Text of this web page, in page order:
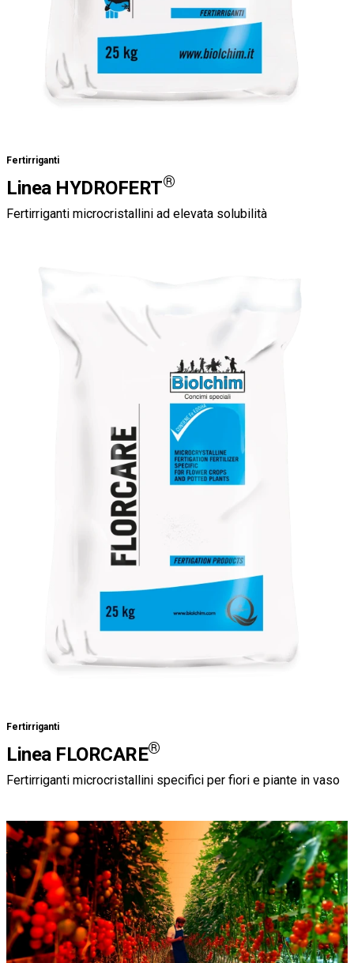
Fertirriganti
Linea HYDROFERT®
Fertirriganti microcristallini ad elevata solubilità
Fertirriganti
Linea FLORCARE®
Fertirriganti microcristallini specifici per fiori e piante in vaso